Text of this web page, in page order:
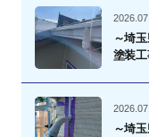
～埼
塗装
～埼